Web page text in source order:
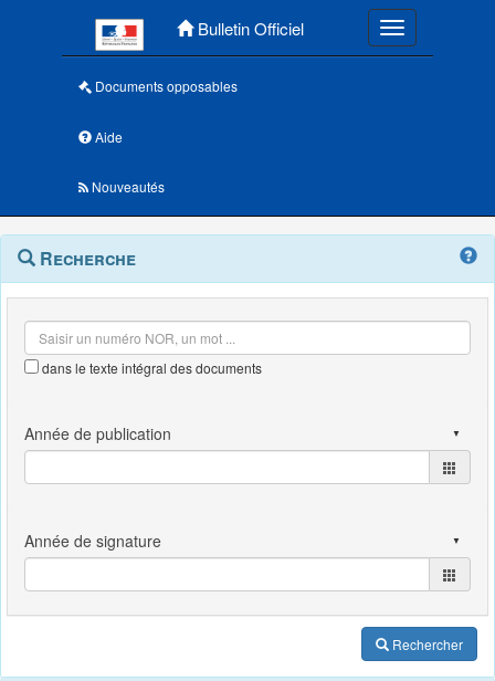
Bulletin Officiel Toggle
Documents opposables
Aide
Nouveautés
Navigation
outils
Menu
contextuel
Recherche
dans le texte intégral des documents
Rechercher